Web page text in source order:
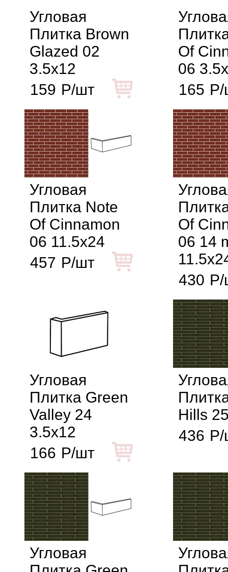
Угловая
Плитка Brown
Glazed 02
3.5x12
159 Р/шт
Of
06
165 Р/
Угловая
Плитка Note
Of Cinnamon
06 11.5x24
457 Р/шт
Of
06 14
430 Р/
Угловая
Плитка Green
Valley 24
3.5x12
166 Р/шт
Hills
436 Р/
Угловая